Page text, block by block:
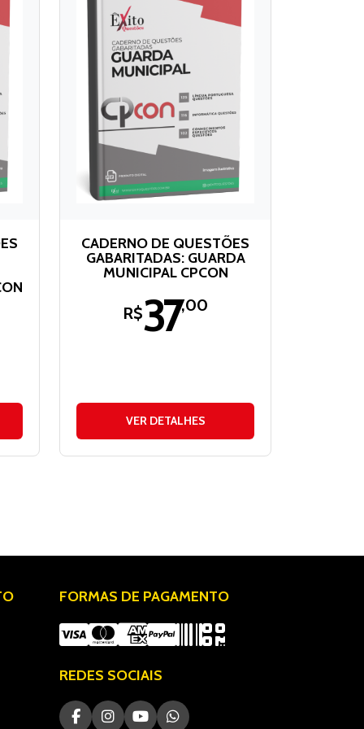
CADERNO DE QUESTÕES
GABARITADAS: GUARDA
MUNICIPAL CPCON
R$37,00
VER DETALHES
FORMAS DE PAGAMENTO
REDES SOCIAIS